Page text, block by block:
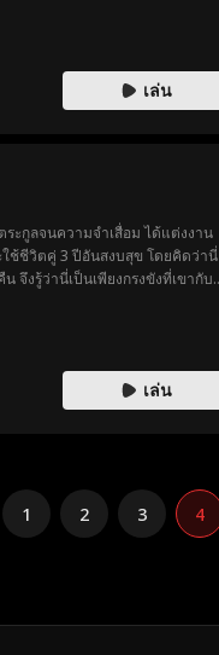
เล่น
ะกูลจนความจำเสื่อม ได้แต่งงาน
ช้ชีวิตคู่ 3 ปีอันสงบสุข โดยคิดว่านี่
จึงรู้ว่านี่เป็นเพียงกรงขังที่เขากับ
ปืนจ่อแล้วเหยียดยิ้ม 'ผู้หญิงของฉัน
เล่น
1 2 3 4